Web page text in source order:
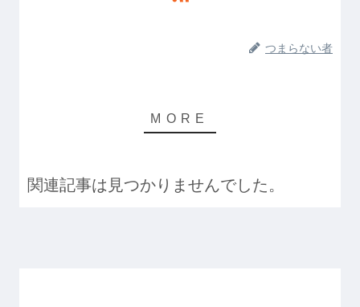
つまらない者
関連記事は見つかりませんでした。